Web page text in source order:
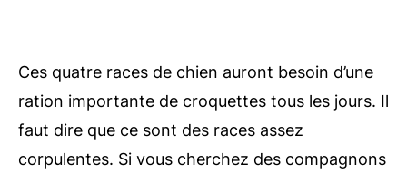
Ces quatre races de chien auront besoin d’une
ration importante de croquettes tous les jours. Il
faut dire que ce sont des races assez
corpulentes. Si vous cherchez des compagnons